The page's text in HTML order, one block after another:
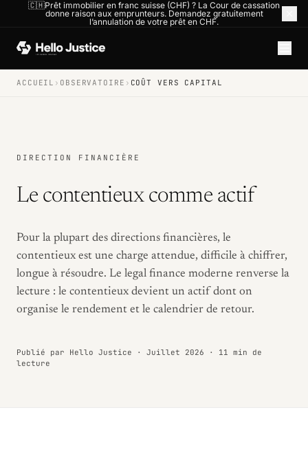
🇨🇭Prêt immobilier en franc suisse (CHF) ? La Cour de cassation
donne raison aux emprunteurs. Demandez gratuitement
l’annulation de votre prêt en CHF.
ACCUEIL › OBSERVATOIRE › COÛT VERS CAPITAL
DIRECTION FINANCIÈRE
Le contentieux comme actif
Pour la plupart des directions financières, le
contentieux est une charge attendue, difficile à chiffrer,
longue à résoudre. Le legal finance moderne renverse la
lecture : le contentieux devient un actif dont on
organise le rendement et le calendrier de retour.
Publié par Hello Justice · Juillet 2026 · 11 min de
lecture